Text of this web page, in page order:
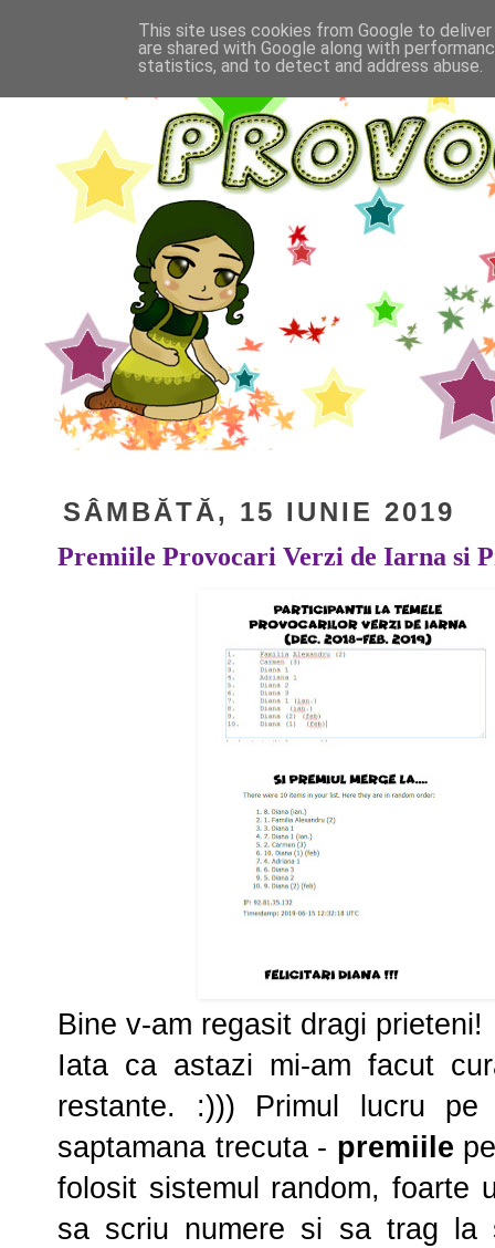
SÂMBĂTĂ, 15 IUNIE 2019
Premiile Provocari Verzi de Iarna si
Bine v-am regasit dragi prieteni!
Iata ca astazi mi-am facut
restante. :))) Primul lucru
saptamana trecuta - premiile
folosit sistemul random, foarte
sa scriu numere si sa trag la
This site uses cookies from Google to
are shared with Google along with
statistics, and to detect and address abuse.